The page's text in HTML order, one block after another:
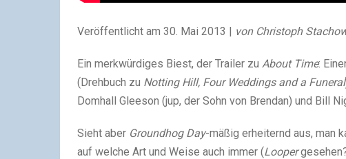
Veröffentlicht am 30. Mai 2013 | von Christoph
Ein merkwürdiges Biest, der Trailer zu About Time:
(Drehbuch zu Notting Hill, Four Weddings and a Funeral
Domhall Gleeson (jup, der Sohn von Brendan) und Bill
Sieht aber Groundhog Day-mäßig erheiternd aus, man
auf welche Art und Weise auch immer (Looper